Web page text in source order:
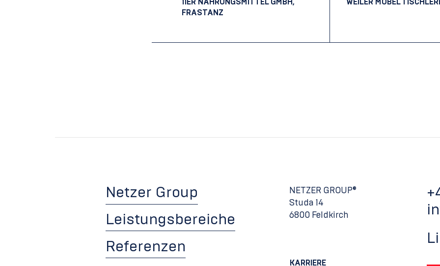
11ER NAHRUNGSMITTEL GMBH,
FRASTANZ
WEILER MÖBEL
Netzer Group
Leistungsbereiche
Referenzen
NETZER GROUP®
Studa 14
6800 Feldkirch
KARRIERE